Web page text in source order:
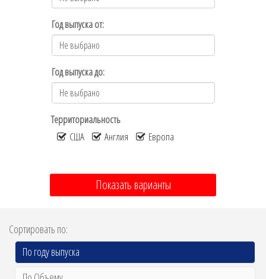
Год выпуска от:
Год выпуска до:
Территориальность
США
Англия Европа
Показать варианты
Сортировать по:
По году выпуска